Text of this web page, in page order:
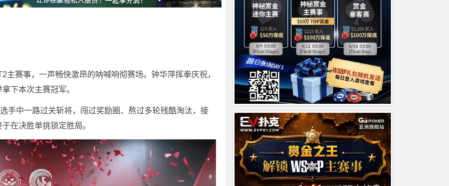
主赛事，一声畅快激昂的呐喊响彻赛场。钟华萍挥拳庆祝，
下本次主赛冠军。
手中一路过关斩将，闯过奖励圈、熬过多轮残酷淘汰，接
在决胜单挑锁定胜局。